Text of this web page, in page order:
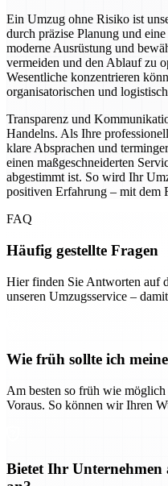
Ein Umzug ohne Risiko ist
durch präzise Planung und
moderne Ausrüstung und
vermeiden und den Ablauf zu
Wesentliche konzentrieren
organisatorischen und
Transparenz und
Handelns. Als Ihre
klare Absprachen und
einen maßgeschneiderten
abgestimmt ist. So wird Ihr
positiven Erfahrung – mit dem
FAQ
Häufig gestellte Fragen
Hier finden Sie Antworten auf
unseren Umzugsservice –
Wie früh sollte ich
Am besten so früh wie
Voraus. So können wir Ihren
Bietet Ihr Unternehmen